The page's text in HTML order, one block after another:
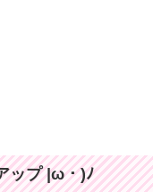
ップ |ω・)ﾉ